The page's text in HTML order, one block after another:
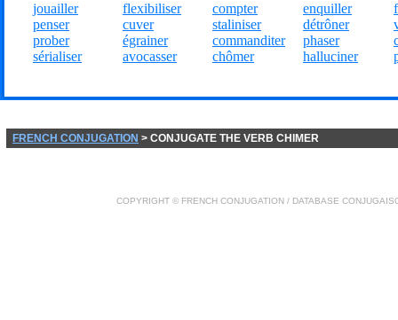
jouailler
penser
prober
sérialiser
flexibiliser
cuver
égrainer
avocasser
compter
staliniser
commanditer
chômer
enquiller
détrôner
phaser
halluciner
FRENCH CONJUGATION > CONJUGATE THE VERB CHIMER
COPYRIGHT © FRENCH CONJUGATION / DATABASE